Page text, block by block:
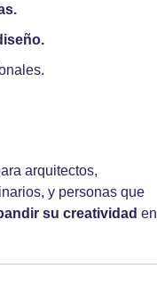
arquitectos,
y personas que
su creatividad en